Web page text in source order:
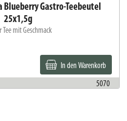
Blueberry Gastro-Teebeutel
25x1,5g
Tee mit Geschmack
In den Warenkorb
5070